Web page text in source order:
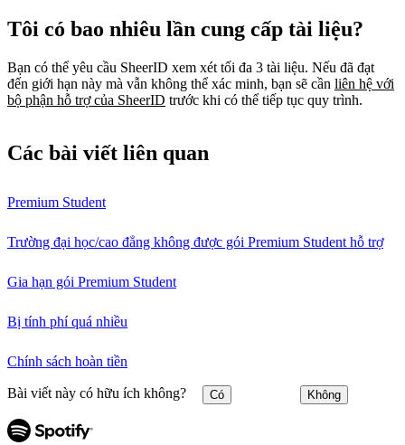
Tôi có bao nhiêu lần cung cấp tài liệu?
Bạn có thể yêu cầu SheerID xem xét tối đa 3 tài liệu. Nếu đã đạt
đến giới hạn này mà vẫn không thể xác minh, bạn sẽ cần liên hệ với
bộ phận hỗ trợ của SheerID trước khi có thể tiếp tục quy trình.
Các bài viết liên quan
Premium Student
Trường đại học/cao đẳng không được gói Premium Student hỗ trợ
Gia hạn gói Premium Student
Bị tính phí quá nhiều
Chính sách hoàn tiền
Bài viết này có hữu ích không? Có Không